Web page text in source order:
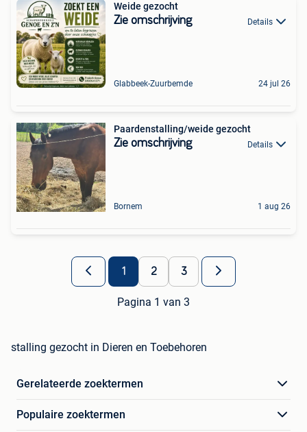
Weide gezocht
Zie omschrijving Details
Glabbeek-Zuurbemde 24 jul 26
Paardenstalling/weide gezocht
Zie omschrijving Details
Bornem 1 aug 26
1 2 3
Pagina 1 van 3
stalling gezocht in Dieren en Toebehoren
Gerelateerde zoektermen
Populaire zoektermen